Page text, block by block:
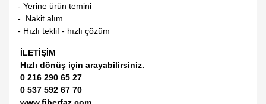
- Yerine ürün temini
- Nakit alım
- Hızlı teklif - hızlı çözüm
İLETİŞİM
Hızlı dönüş için arayabilirsiniz.
0 216 290 65 27
0 537 592 67 70